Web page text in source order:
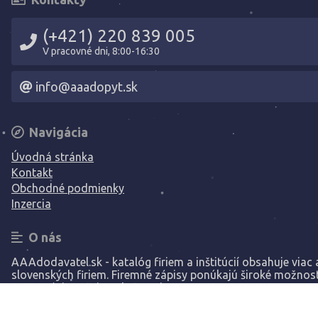
(+421) 220 839 005
V pracovné dni, 8:00-16:30
info@aaadopyt.sk
Navigácia
Úvodná stránka
Kontakt
Obchodné podmienky
Inzercia
O nás
AAAdodavatel.sk - katalóg firiem a inštitúcií obsahuje viac
slovenských firiem. Firemné zápisy ponúkajú široké
prezentáciu vašej spoločnosti.